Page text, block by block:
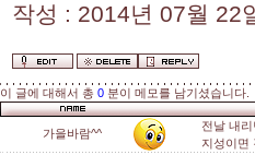
작성 : 2014년 07월 22
이 글에 대해서 총 0 분이 메모를 남기셨습니다.
가을바람^^
전날 내
지성이면